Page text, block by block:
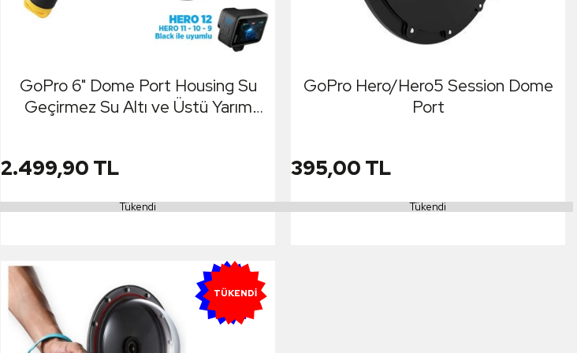
GoPro 6" Dome Port Housing Su
Geçirmez Su Altı ve Üstü Yarım
2.499,90 TL
Tükendi
GoPro Hero/Hero5 Session Dome
Port
395,00 TL
Tükendi
YENI
TÜKENDI